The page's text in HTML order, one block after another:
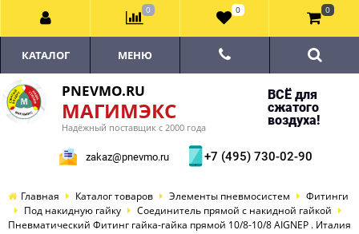
PNEVMO.RU
МАГИМЭКС
Надёжный поставщик с 2000 года
ВСЁ для
сжатого
воздуха!
zakaz@pnevmo.ru +7 (495) 730-02-90
КАТАЛОГ МЕНЮ
Главная Каталог товаров Элементы пневмосистем
Фитинги
Под накидную гайку
Соединитель прямой с накидной гайкой
Пневматический Фитинг гайка-гайка прямой 10/8-10/8 AIGNEP . Италия
0 0 0